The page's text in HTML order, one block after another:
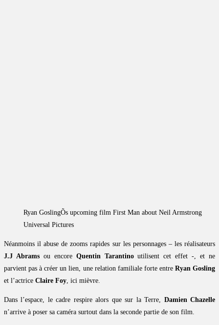
Ryan GoslingÕs upcoming film First Man about Neil Armstrong
Universal Pictures
Néanmoins il abuse de zooms rapides sur les personnages – les réalisateurs
J.J Abramsou encore Quentin Tarantinoutilisent cet effet -, et ne
parvient pas à créer un lien, une relation familiale forte entre Ryan Gosling
et l’actrice Claire Foy , ici mièvre.
Dans l’espace, le cadre respire alors que sur la Terre, Damien Chazelle
n’arrive à poser sa caméra surtout dans la seconde partie de son film.